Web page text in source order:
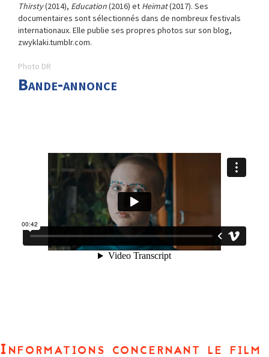
Thirsty(2014), Education(2016) et Heimat(2017). Ses
documentaires sont sélectionnés dans de nombreux festivals
internationaux. Elle publie ses propres photos sur son blog,
zwyklaki.tumblr.com.
Photo DR
Bande-annonce
Informations concernant le film